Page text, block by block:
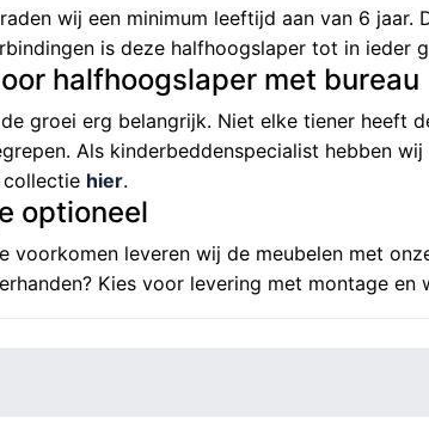
wij een minimum leeftijd aan van 6
is deze halfhoogslaper tot in ieder
halfhoogslaper met bureau
groei erg belangrijk. Niet elke tiener heeft
Als kinderbeddenspecialist hebben
collectie hier.
optioneel
voorkomen leveren wij de meubelen met
Kies voor levering met montage en